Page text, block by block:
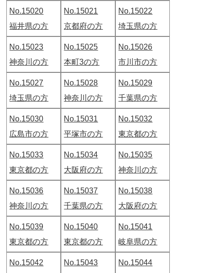
No.15020
福井県の方
No.15021
京都府の方
No.15022
埼玉県の方
No.15023
神奈川の方
No.15025
本町3の方
No.15026
市川市の方
No.15027
埼玉県の方
No.15028
神奈川の方
No.15029
千葉県の方
No.15030
広島市の方
No.15031
平塚市の方
No.15032
東京都の方
No.15033
東京都の方
No.15034
大阪府の方
No.15035
神奈川の方
No.15036
神奈川の方
No.15037
千葉県の方
No.15038
大阪府の方
No.15039
東京都の方
No.15040
東京都の方
No.15041
岐阜県の方
No.15042
No.15043
No.15044